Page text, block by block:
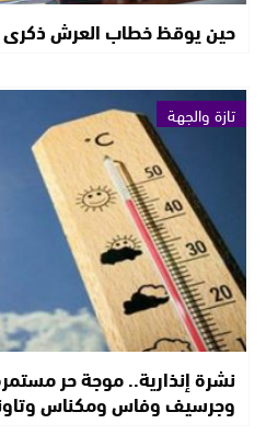
حين يوقظ خطاب العرش
تازة والجهة
نشرة إنذارية.. موجة حر
وجرسيف وفاس ومكناس